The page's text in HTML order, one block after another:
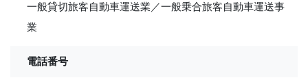
一般貸切旅客自動車運送業／一般乗合旅客自動車運送事
業
電話番号